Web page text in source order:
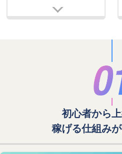
初心者から
稼げる仕組み